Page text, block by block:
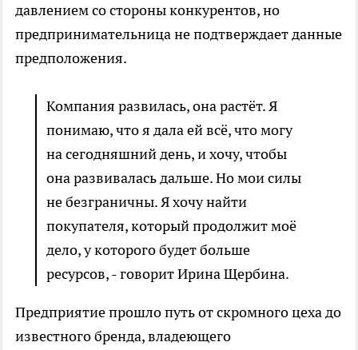
давлением со стороны конкурентов, но
предпринимательница не подтверждает данные
предположения.
Компания развилась, она растёт. Я
понимаю, что я дала ей всё, что могу
на сегодняшний день, и хочу, чтобы
она развивалась дальше. Но мои силы
не безграничны. Я хочу найти
покупателя, который продолжит моё
дело, у которого будет больше
ресурсов, - говорит Ирина Щербина.
Предприятие прошло путь от скромного цеха до
известного бренда, владеющего